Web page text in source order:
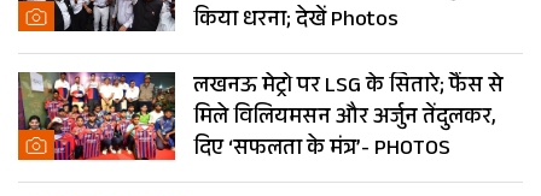
किया धरना; देखें Photos
लखनऊ मेट्रो पर LSG के सितारे; फैंस से
मिले विलियमसन और अर्जुन तेंदुलकर,
दिए ‘सफलता के मंत्र’- PHOTOS